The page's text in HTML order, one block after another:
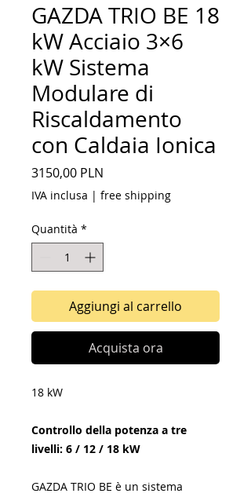
GAZDA TRIO BE 18
kW Acciaio 3×6
kW Sistema
Modulare di
Riscaldamento
con Caldaia Ionica
3150,00 PLN
IVA inclusa | free shipping
Quantità *
Aggiungi al carrello
Acquista ora
18 kW
Controllo della potenza a tre
livelli: 6 / 12 / 18 kW
GAZDA TRIO BE è un sistema